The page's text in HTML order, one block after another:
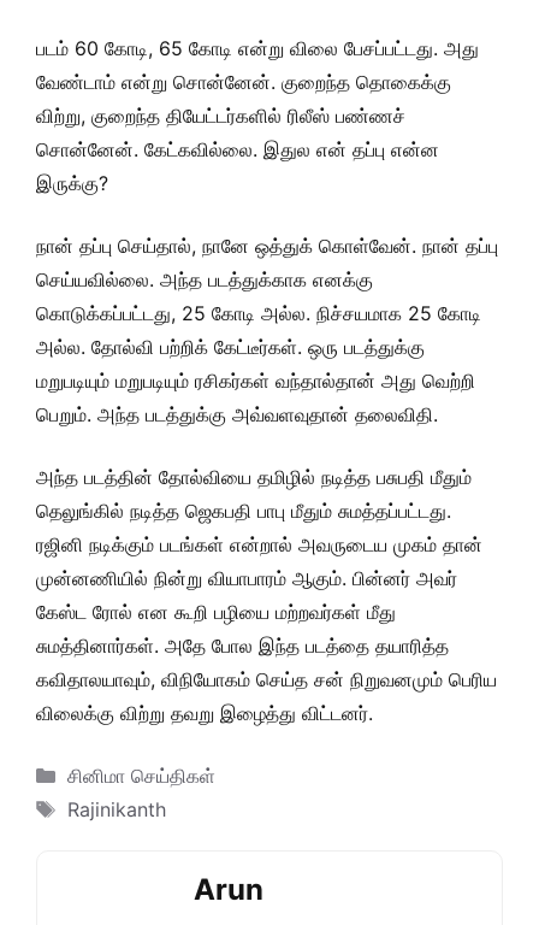
படம் 60 கோடி, 65 கோடி என்று விலை பேசப்பட்டது. அது
வேண்டாம் என்று சொன்னேன். குறைந்த தொகைக்கு
விற்று, குறைந்த தியேட்டர்களில் ரிலீஸ் பண்ணச்
சொன்னேன். கேட்கவில்லை. இதுல என் தப்பு என்ன
இருக்கு?
நான் தப்பு செய்தால், நானே ஒத்துக் கொள்வேன். நான் தப்பு
செய்யவில்லை. அந்த படத்துக்காக எனக்கு
கொடுக்கப்பட்டது, 25 கோடி அல்ல. நிச்சயமாக 25 கோடி
அல்ல. தோல்வி பற்றிக் கேட்டீர்கள். ஒரு படத்துக்கு
மறுபடியும் மறுபடியும் ரசிகர்கள் வந்தால்தான் அது வெற்றி
பெறும். அந்த படத்துக்கு அவ்வளவுதான் தலைவிதி.
அந்த படத்தின் தோல்வியை தமிழில் நடித்த பசுபதி மீதும்
தெலுங்கில் நடித்த ஜெகபதி பாபு மீதும் சுமத்தப்பட்டது.
ரஜினி நடிக்கும் படங்கள் என்றால் அவருடைய முகம் தான்
முன்னணியில் நின்று வியாபாரம் ஆகும். பின்னர் அவர்
கேஸ்ட ரோல் என கூறி பழியை மற்றவர்கள் மீது
சுமத்தினார்கள். அதே போல இந்த படத்தை தயாரித்த
கவிதாலயாவும், விநியோகம் செய்த சன் நிறுவனமும் பெரிய
விலைக்கு விற்று தவறு இழைத்து விட்டனர்.
Categories
சினிமா செய்திகள்
Tags
Rajinikanth
Arun